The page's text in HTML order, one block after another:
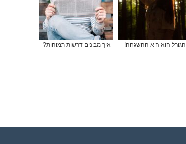
הגורל הוא הוא ההשגחה! איך מבינים דרשות תמוהות?